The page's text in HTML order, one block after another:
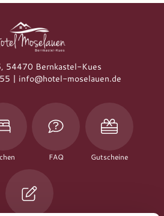
54470 Bernkastel-Kues
info@hotel-moselauen.de
FAQ Gutscheine